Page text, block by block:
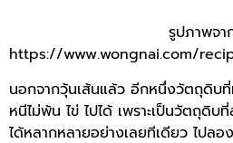
รูปภาพจา
https://www.wongnai.com/
นอกจากวุ้นเส้นแล้ว อีกหนึ่งวัตถุดิบที่
หนีไม่พ้น ไข่ ไปได้ เพราะเป็นวัตถุดิบ
ได้หลากหลายอย่างเลยทีเดียว ไปลอ